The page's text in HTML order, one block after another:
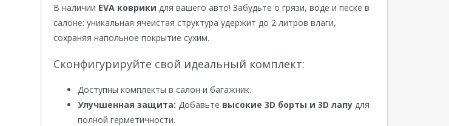
В наличии EVA коврики для вашего авто! Забудьте о грязи, воде и песке в
салоне: уникальная ячеистая структура удержит до 2 литров влаги,
сохраняя напольное покрытие сухим.
Сконфигурируйте свой идеальный комплект:
Доступны комплекты в салон и багажник.
Улучшенная защита: Добавьте высокие 3D борты и 3D лапу для
полной герметичности.